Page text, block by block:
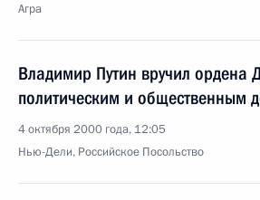
Агра
Владимир Путин вручил ордена
политическим и общественным
4 октября 2000 года, 12:05
Нью-Дели, Российское Посольство